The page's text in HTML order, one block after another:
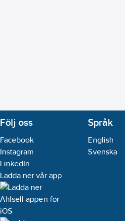
Följ oss
Facebook
Instagram
LinkedIn
Ladda ner vår app
Språk
English
Svenska